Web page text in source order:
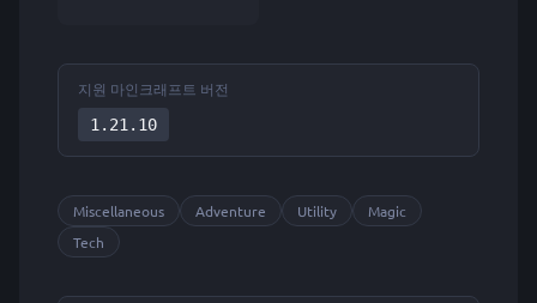
지원 마인크래프트 버전
1.21.10
Miscellaneous Adventure Utility
Magic
Tech